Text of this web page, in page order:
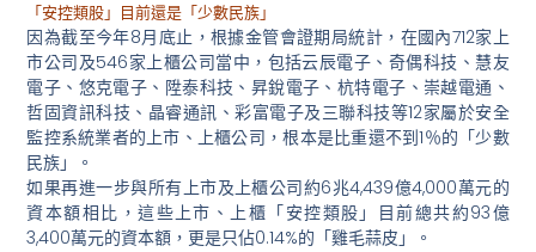
「安控類股」目前還是「少數民族」
因為截至今年8月底止，根據金管會證期局統計，在國內712家上
市公司及546家上櫃公司當中，包括云辰電子、奇偶科技、慧友
電子、悠克電子、陞泰科技、昇銳電子、杭特電子、崇越電通、
哲固資訊科技、晶睿通訊、彩富電子及三聯科技等12家屬於安全
監控系統業者的上市、上櫃公司，根本是比重還不到1％的「少數
民族」。
如果再進一步與所有上市及上櫃公司約6兆4,439億4,000萬元的
資本額相比，這些上市、上櫃「安控類股」目前總共約93億
3,400萬元的資本額，更是只佔0.14%的「雞毛蒜皮」。